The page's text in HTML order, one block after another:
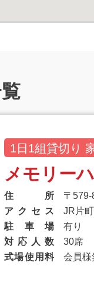
1日1組貸切り
メモリー
住 所
〒
ア ク セ ス
JR片
駐
車 場
有り
対 応 人 数
30席
式場使 用 料 会員様